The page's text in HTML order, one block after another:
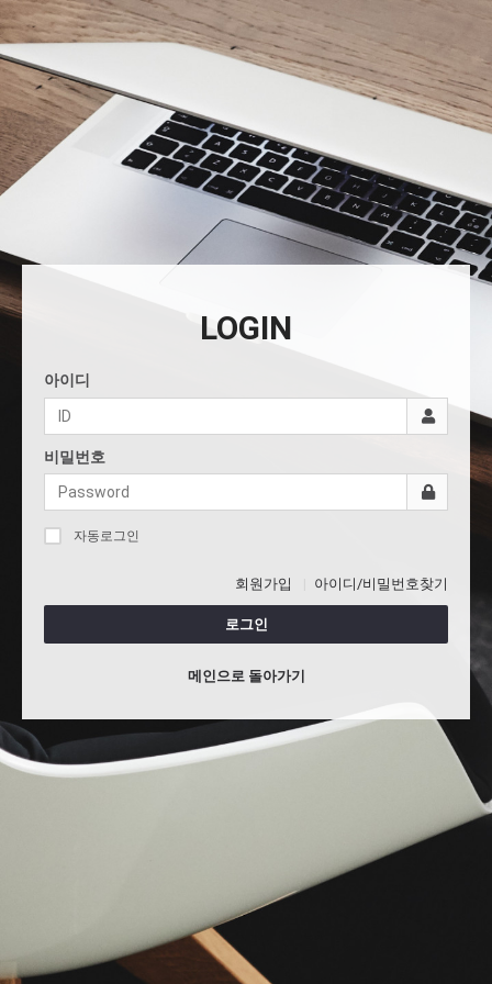
LOGIN
아이디
비밀번호
자동로그인
회원가입 아이디/비밀번호찾기
로그인
메인으로 돌아가기